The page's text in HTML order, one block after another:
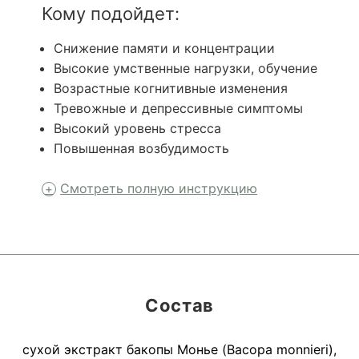
Кому подойдет:
Снижение памяти и концентрации
Высокие умственные нагрузки, обучение
Возрастные когнитивные изменения
Тревожные и депрессивные симптомы
Высокий уровень стресса
Повышенная возбудимость
Смотреть полную инструкцию
Состав
сухой экстракт бакопы Монье (Bacopa monnieri),